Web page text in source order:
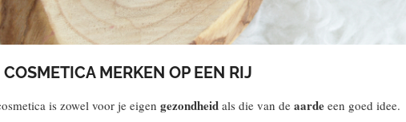
MERKEN OP EEN RIJ
is zowel voor je eigen gezondheid als die van de aarde een goed idee.